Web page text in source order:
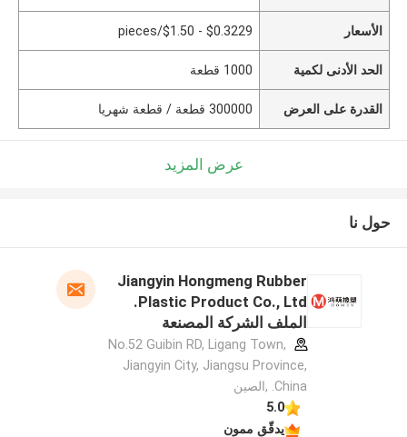
الأسعار $0.3229 - $1.50/pieces
الحد الأدنى لكمية 1000 قطعة
القدرة على العرض 300000 قطعة / قطعة شهريا
عرض المزيد
حول نا
Jiangyin Hongmeng Rubber
Plastic Product Co., Ltd.
الملف الشركة المصنعة
No.52 Guibin RD, Ligang Town,
Jiangyin City, Jiangsu Province,
China. ,الصين
5.0
يدقّق ممون